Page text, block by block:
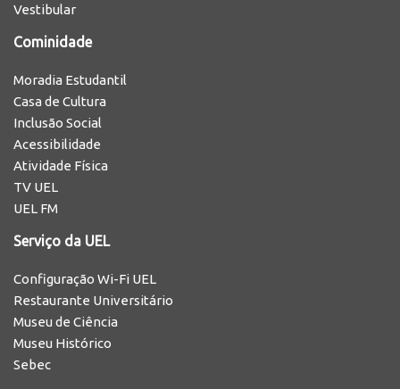
Vestibular
Cominidade
Moradia Estudantil
Casa de Cultura
Inclusão Social
Acessibilidade
Atividade Física
TV UEL
UEL FM
Serviço da UEL
Configuração Wi-Fi UEL
Restaurante Universitário
Museu de Ciência
Museu Histórico
Sebec